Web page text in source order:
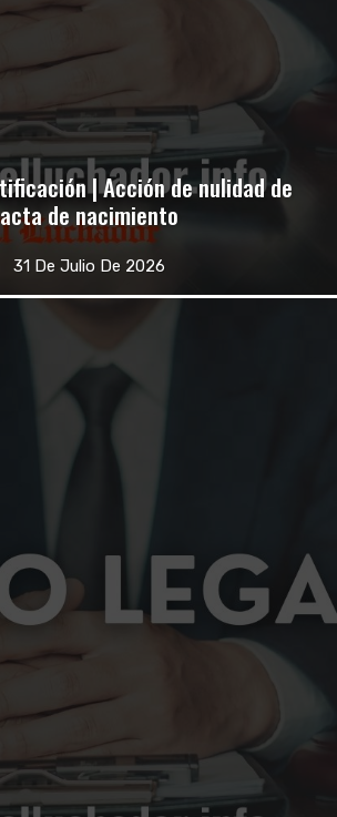
| Acción de nulidad de
acta de nacimiento
31 De Julio De 2026